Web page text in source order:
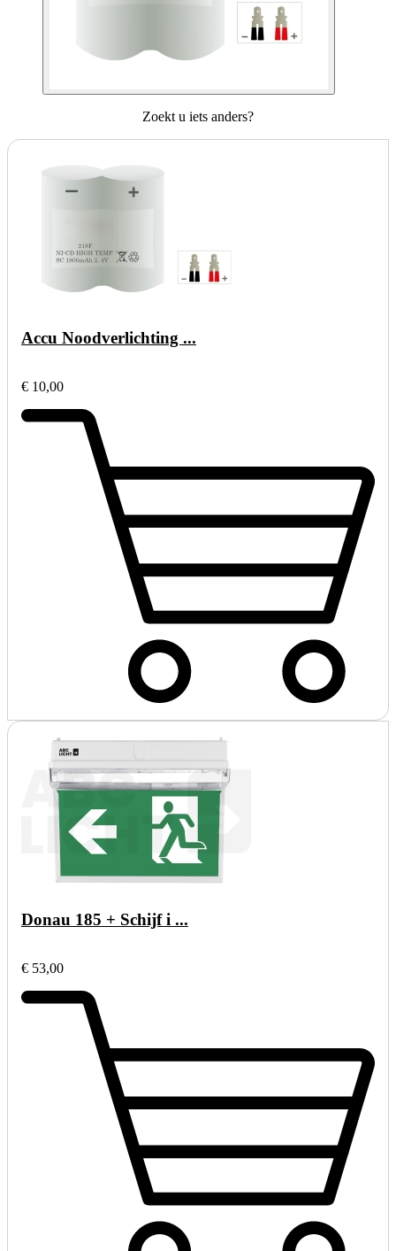
Zoekt u iets anders?
Accu Noodverlichting ...
€ 10,00
Donau 185 + Schijf i ...
€ 53,00